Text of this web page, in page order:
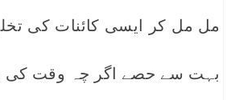
مل مل کر ایسی کائنات کی
بہت سے حصے اگر چہ وقت کی